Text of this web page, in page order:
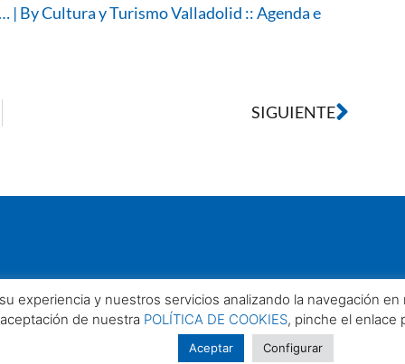
By Cultura y Turismo Valladolid :: Agenda e
SIGUIENTE
experiencia y nuestros servicios analizando la navegación
de nuestra POLÍTICA DE COOKIES, pinche el enlace
Aceptar Configurar